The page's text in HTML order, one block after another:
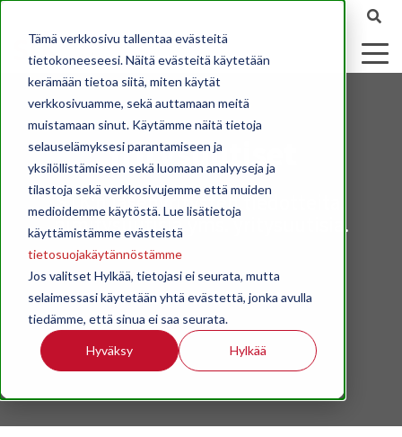
Tämä verkkosivu tallentaa evästeitä
tietokoneeseesi. Näitä evästeitä käytetään
kerämään tietoa siitä, miten käytät
verkkosivuamme, sekä auttamaan meitä
muistamaan sinut. Käytämme näitä tietoja
selauselämyksesi parantamiseen ja
yksilöllistämiseen sekä luomaan analyyseja ja
tilastoja sekä verkkosivujemme että muiden
medioidemme käytöstä. Lue lisätietoja
käyttämistämme evästeistä
tietosuojakäytännöstämme
Jos valitset Hylkää, tietojasi ei seurata, mutta
selaimessasi käytetään yhtä evästettä, jonka avulla
tiedämme, että sinua ei saa seurata.
Hyväksy Hylkää
Yritysuutiset
STK:n jäsenyritysten tiedotteita,
nimitysuutisia yms. yritysuutisia.